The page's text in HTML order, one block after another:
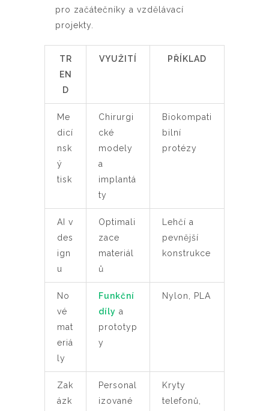
pro začátečníky a vzdělávací
projekty.
TR
EN
D
VYUŽITÍ PŘÍKLAD
Me
dicí
nsk
ý
tisk
Chirurgi
cké
modely
a
implantá
ty
Biokompati
bilní
protézy
AI v
des
ign
u
Optimali
zace
materiál
ů
Lehčí a
pevnější
konstrukce
No
vé
mat
eriá
ly
Funkční
díly a
prototyp
y
Nylon, PLA
Zak
ázk
Personal
izované
Kryty
telefonů,